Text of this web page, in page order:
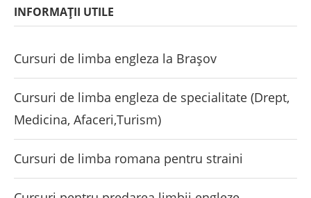
INFORMAȚII UTILE
Cursuri de limba engleza la Brașov
Cursuri de limba engleza de specialitate (Drept,
Medicina, Afaceri,Turism)
Cursuri de limba romana pentru straini